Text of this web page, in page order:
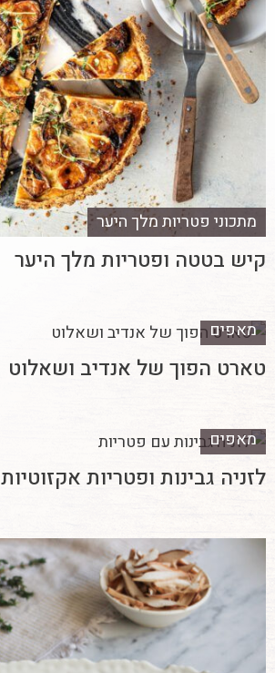
מתכוני פטריות מלך היער
קיש בטטה ופטריות מלך היער
מאפים
טארט הפוך של אנדיב ושאלוט
מאפים
לזניה גבינות ופטריות אקזוטיות